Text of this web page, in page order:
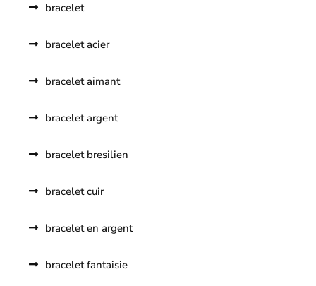
bracelet
bracelet acier
bracelet aimant
bracelet argent
bracelet bresilien
bracelet cuir
bracelet en argent
bracelet fantaisie